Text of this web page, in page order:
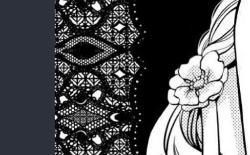
:692.15.692.671:rzdrzd.ydgzwzktg.oi